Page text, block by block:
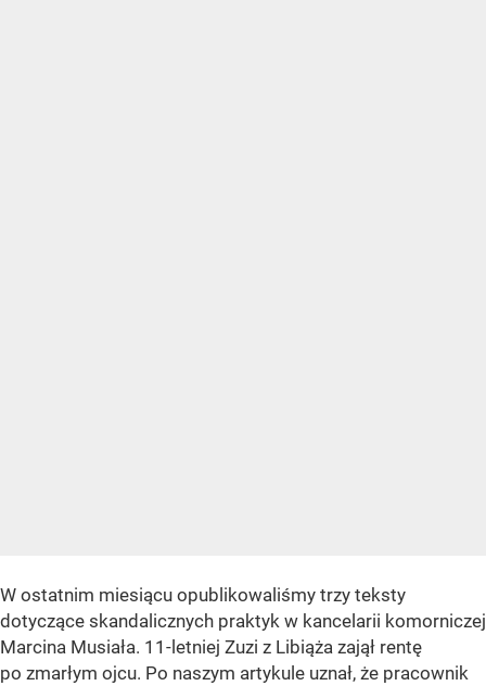
W ostatnim miesiącu opublikowaliśmy trzy teksty
dotyczące skandalicznych praktyk w kancelarii komorniczej
Marcina Musiała. 11-letniej Zuzi z Libiąża zajął rentę
po zmarłym ojcu. Po naszym artykule uznał, że pracownik